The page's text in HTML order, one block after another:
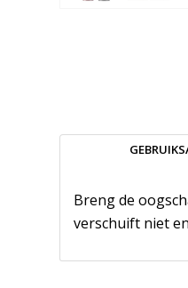
Breng de
verschuift niet